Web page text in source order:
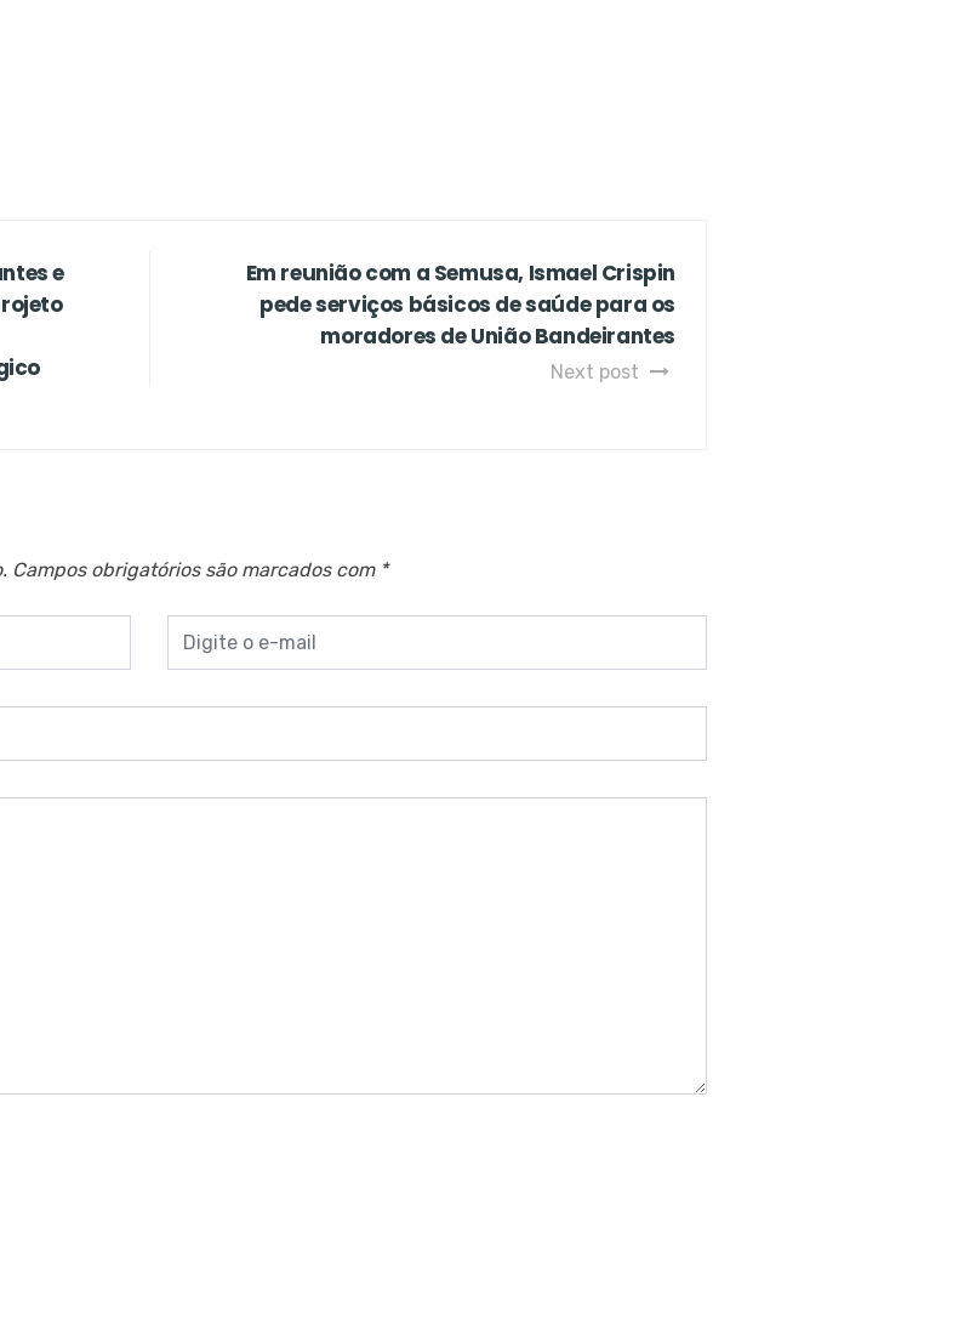
e
Em reunião com a Semusa, Ismael Crispin
pede serviços básicos de saúde para os
moradores de União Bandeirantes
Next post
Campos obrigatórios são marcados com *